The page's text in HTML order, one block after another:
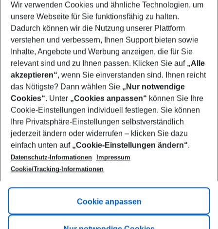
Select your date range
09/08/26–07/08/27 5-8 nights
Who will travel
2 adults No children
Show more filter
Footer
Footer navigation
Title A
Link A
Wir verwenden Cookies und ähnliche Technologien, um
unsere Webseite für Sie funktionsfähig zu halten.
Dadurch können wir die Nutzung unserer Plattform
verstehen und verbessern, Ihnen Support bieten sowie
Inhalte, Angebote und Werbung anzeigen, die für Sie
relevant sind und zu Ihnen passen. Klicken Sie auf „Alle
akzeptieren“, wenn Sie einverstanden sind. Ihnen reicht
das Nötigste? Dann wählen Sie „Nur notwendige
Cookies“. Unter „Cookies anpassen“ können Sie Ihre
Cookie-Einstellungen individuell festlegen. Sie können
Ihre Privatsphäre-Einstellungen selbstverständlich
jederzeit ändern oder widerrufen – klicken Sie dazu
einfach unten auf „Cookie-Einstellungen ändern“.
Datenschutz-Informationen
Impressum
Cookie/Tracking-Informationen
Cookie anpassen